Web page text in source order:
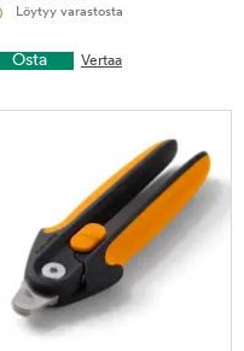
Löytyy varastosta
Osta Vertaa